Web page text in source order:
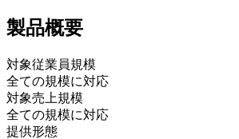
製品概要
対象従業員規模
全ての規模に対応
対象売上規模
全ての規模に対応
提供形態